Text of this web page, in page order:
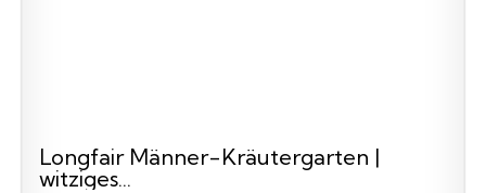
Longfair Männer-Kräutergarten |
witziges...